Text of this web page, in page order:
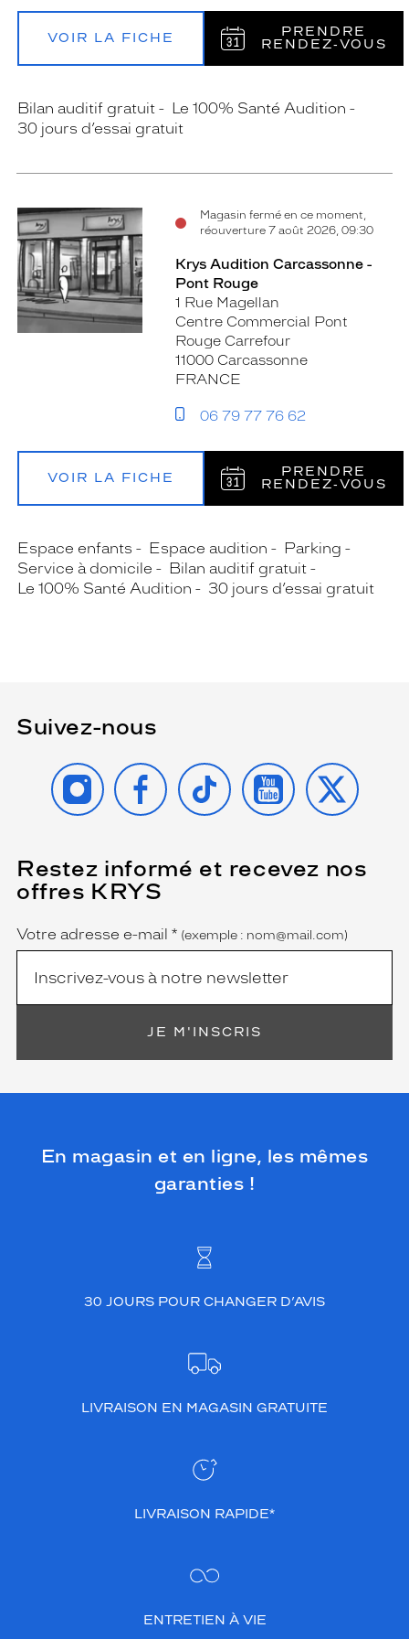
VOIR LA FICHE
PRENDRE
RENDEZ‑VOUS
Bilan auditif gratuit
Le 100% Santé Audition
30 jours d’essai gratuit
Magasin fermé en ce moment,
réouverture 7 août 2026, 09:30
Krys Audition Carcassonne -
Pont Rouge
1 Rue Magellan
Centre Commercial Pont
Rouge Carrefour
11000 Carcassonne
FRANCE
06 79 77 76 62
VOIR LA FICHE
PRENDRE
RENDEZ‑VOUS
Espace enfants Espace audition
Parking
Service à domicile
Bilan auditif gratuit
Le 100% Santé Audition
30 jours d’essai gratuit
Suivez-nous
INSTAGRAMFACEBOOK
TIKTOK YOUTUBE
X
Restez informé et recevez nos
offres KRYS
Name
Votre adresse e-mail *
(Ce
champ
est
obligatoire)
(exemple : nom@mail.com)
JE M'INSCRIS
En magasin et en ligne, les mêmes
garanties !
30 JOURS POUR CHANGER D’AVIS
LIVRAISON EN MAGASIN GRATUITE
LIVRAISON RAPIDE*
ENTRETIEN À VIE